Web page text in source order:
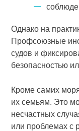
Однако на
Профсоюзные
судов и
безопасностью
Кроме самих
их семьям. Это
несчастных
или проблемах с